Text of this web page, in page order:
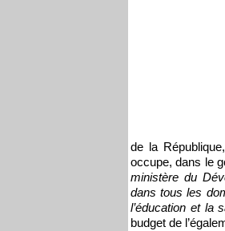
de la
occupe, dans le
ministère du
dans tous les
l’éducation et la
budget de